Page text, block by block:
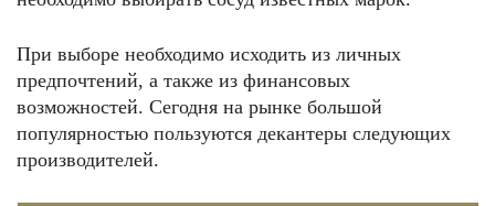
При выборе необходимо исходить из личных
предпочтений, а также из финансовых
возможностей. Сегодня на рынке большой
популярностью пользуются декантеры следующих
производителей.